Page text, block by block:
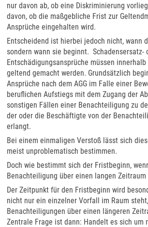
nur davon ab, ob eine Diskriminierung
davon, ob die maßgebliche Frist zur
Ansprüche eingehalten wird.
Entscheidend ist hierbei jedoch nicht, wann
sondern wann sie beginnt. Schadensersatz-
Entschädigungsansprüche müssen
geltend gemacht werden. Grundsätzlich
Ansprüche nach dem AGG im Falle einer
beruflichen Aufstiegs mit dem Zugang der
sonstigen Fällen einer Benachteiligung zu
der oder die Beschäftigte von der
erlangt.
Bei einem einmaligen Verstoß lässt sich
meist unproblematisch bestimmen.
Doch wie bestimmt sich der Fristbeginn,
Benachteiligung über einen langen
Der Zeitpunkt für den Fristbeginn wird
nicht nur ein einzelner Vorfall im Raum
Benachteiligungen über einen längeren
Zentrale Frage ist dann: Handelt es sich um